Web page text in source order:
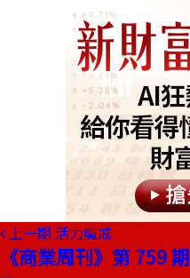
上一期 活力魔戒
《商業周刊》第 759 期